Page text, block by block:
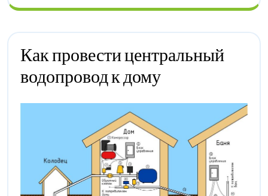
Как провести центральный
водопровод к дому
Водопровод
Дому